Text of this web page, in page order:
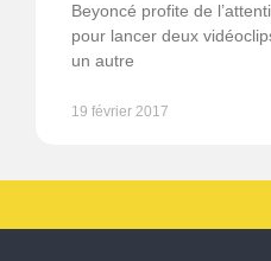
Beyoncé profite de
pour lancer deux
un autre
19 février 2017